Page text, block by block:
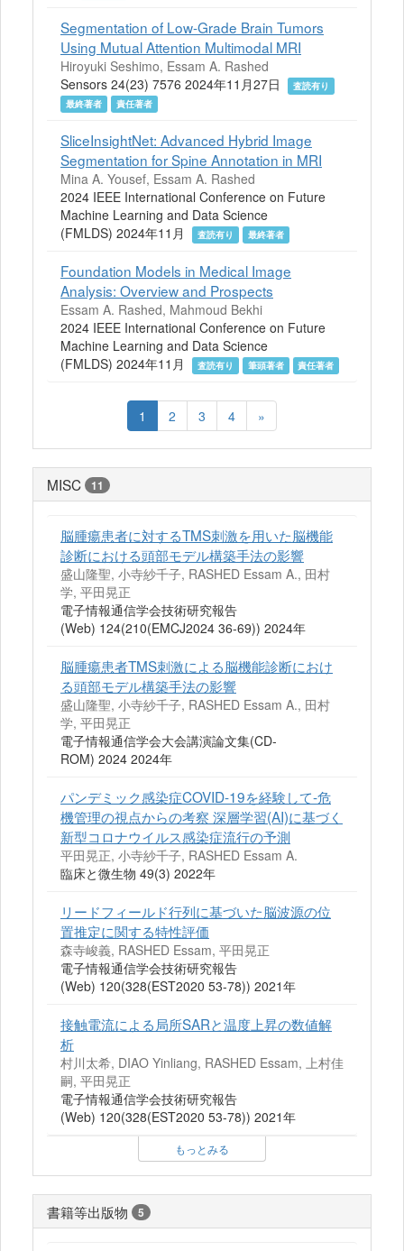
Segmentation of Low-Grade Brain Tumors
Using Mutual Attention Multimodal MRI
Hiroyuki Seshimo, Essam A. Rashed
Sensors 24(23) 7576 2024年11月27日
査読有り
最終著者
責任著者
SliceInsightNet: Advanced Hybrid Image
Segmentation for Spine Annotation in MRI
Mina A. Yousef, Essam A. Rashed
2024 IEEE International Conference on Future
Machine Learning and Data Science
(FMLDS) 2024年11月
査読有り 最終著者
Foundation Models in Medical Image
Analysis: Overview and Prospects
Essam A. Rashed, Mahmoud Bekhi
2024 IEEE International Conference on Future
Machine Learning and Data Science
(FMLDS) 2024年11月
査読有り 筆頭著者 責任著者
1 2 3 4 »
MISC 11
脳腫瘍患者に対するTMS刺激を用いた脳機能
診断における頭部モデル構築手法の影響
盛山隆聖, 小寺紗千子, RASHED Essam A., 田村
学, 平田晃正
電子情報通信学会技術研究報告
(Web) 124(210(EMCJ2024 36-69)) 2024年
脳腫瘍患者TMS刺激による脳機能診断におけ
る頭部モデル構築手法の影響
盛山隆聖, 小寺紗千子, RASHED Essam A., 田村
学, 平田晃正
電子情報通信学会大会講演論文集(CD-
ROM) 2024 2024年
パンデミック感染症COVID-19を経験して-危
機管理の視点からの考察 深層学習(AI)に基づく
新型コロナウイルス感染症流行の予測
平田晃正, 小寺紗千子, RASHED Essam A.
臨床と微生物 49(3) 2022年
リードフィールド行列に基づいた脳波源の位
置推定に関する特性評価
森寺峻義, RASHED Essam, 平田晃正
電子情報通信学会技術研究報告
(Web) 120(328(EST2020 53-78)) 2021年
接触電流による局所SARと温度上昇の数値解
析
村川太希, DIAO Yinliang, RASHED Essam, 上村佳
嗣, 平田晃正
電子情報通信学会技術研究報告
(Web) 120(328(EST2020 53-78)) 2021年
もっとみる
書籍等出版物 5